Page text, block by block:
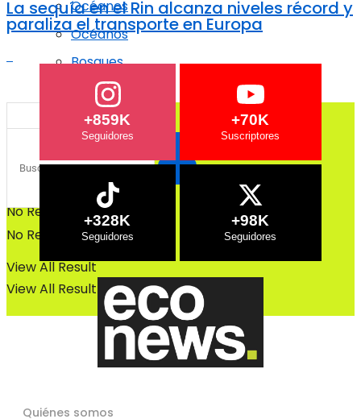
Océanos
Bosques
No Result
View All Result
Océanos
Bosques
No Result
View All Result
La sequía en el Rin alcanza niveles récord y
paraliza el transporte en Europa
+859K +70K
+328K +98K
Quiénes somos